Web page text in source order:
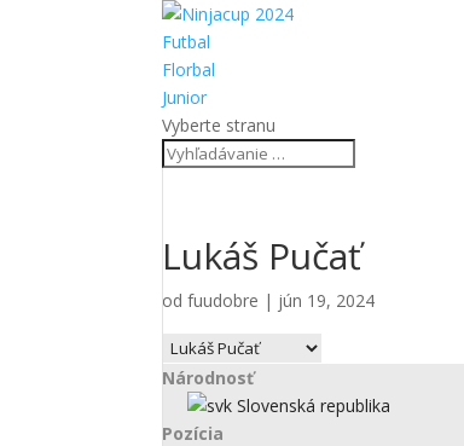
Futbal
Florbal
Junior
Vyberte stranu
Lukáš Pučať
odfuudobre | jún 19, 2024
Národnosť
Slovenská republika
Pozícia